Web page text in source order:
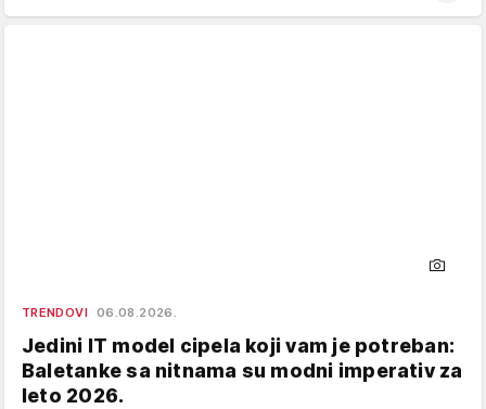
TRENDOVI 06.08.2026.
Jedini IT model cipela koji vam je potreban:
Baletanke sa nitnama su modni imperativ za
leto 2026.